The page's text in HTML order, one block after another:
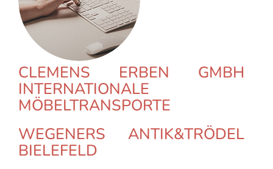
CLEMENS ERBEN GMBH
INTERNATIONALE
MÖBELTRANSPORTE
WEGENERS ANTIK&TRÖDEL
BIELEFELD